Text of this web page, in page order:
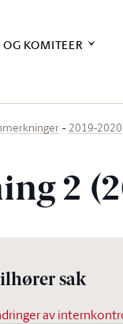
KOMITEER
2019-2020
2
sak
av